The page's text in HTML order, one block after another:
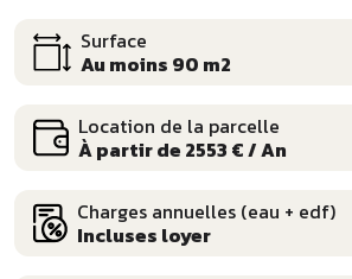
Surface
Au moins 90 m2
Location de la parcelle
À partir de 2553 € / An
Charges annuelles (eau + edf)
Incluses loyer